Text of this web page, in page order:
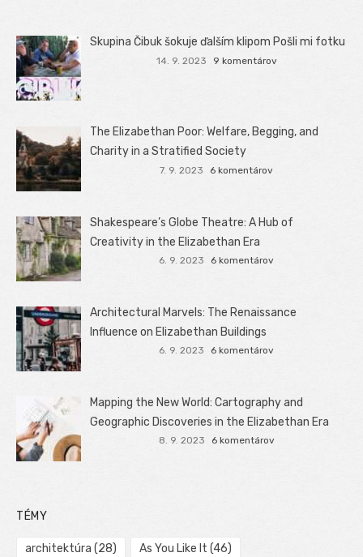
Skupina Čibuk šokuje ďalším klipom Pošli mi fotku
14. 9. 2023 9 komentárov
The Elizabethan Poor: Welfare, Begging, and
Charity in a Stratified Society
7. 9. 2023 6 komentárov
Shakespeare’s Globe Theatre: A Hub of
Creativity in the Elizabethan Era
6. 9. 2023 6 komentárov
Architectural Marvels: The Renaissance
Influence on Elizabethan Buildings
6. 9. 2023 6 komentárov
Mapping the New World: Cartography and
Geographic Discoveries in the Elizabethan Era
8. 9. 2023 6 komentárov
TÉMY
architektúra (28) As You Like It (46)